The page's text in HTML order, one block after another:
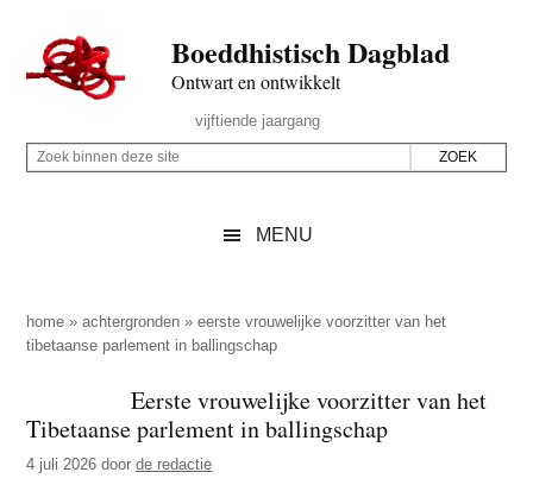
naar
de
inhoud
secondary
naar
de
sidebar
naar
de
Boeddhistisch Dagblad
Ontwart en ontwikkelt
Rechts
vijftiende jaargang
Z
p
d
z
e
Z
i
n
n
d
MENU
home »achtergronden »eerste vrouwelijke voorzitter van het
tibetaanse parlement in ballingschap
Eerste vrouwelijke voorzitter van het
Tibetaanse parlement in ballingschap
4 juli 2026 doorde redactie